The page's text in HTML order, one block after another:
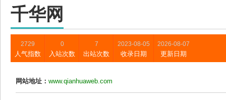
千华网
2729
人气指数
0
入站次数
7
出站次数
2023-08-05
收录日期
2026-08-07
更新日期
网站地址： www.qianhuaweb.com